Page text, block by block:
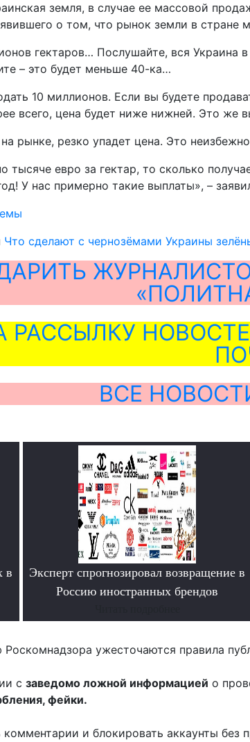
земля, в случае ее массовой
о том, что рынок земли в
гектаров… Послушайте, вся
– это будет меньше 40-ка…
10 миллионов. Если вы будете
всего, цена будет ниже нижней. Это же
рынке, резко упадет цена. Это
евро за гектар, то сколько
У нас примерно такие выплаты», –
Что сделают с чернозёмами Украины
ВСЕ
в
Эксперт спрогнозировал возвращение в
Россию иностранных брендов
ужесточаются правила
с заведомо ложной информацией о
фейки.
и блокировать аккаунты без